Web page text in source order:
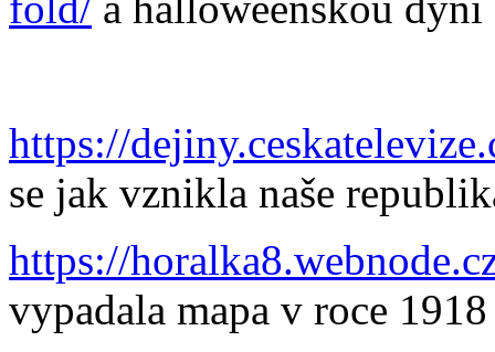
https://
se jak vznikla naše
https://
vypadala mapa v roce